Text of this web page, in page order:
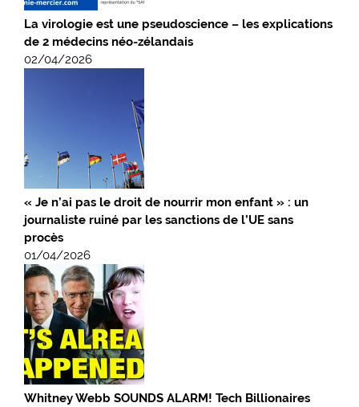
La virologie est une pseudoscience – les explications
de 2 médecins néo-zélandais
02/04/2026
« Je n’ai pas le droit de nourrir mon enfant » : un
journaliste ruiné par les sanctions de l’UE sans
procès
01/04/2026
Whitney Webb SOUNDS ALARM! Tech Billionaires